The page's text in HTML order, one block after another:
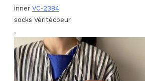
inner VC-2384
socks Véritécoeur
.